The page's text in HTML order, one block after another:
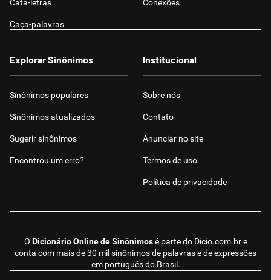
Cata-letras Conexões
Caça-palavras
O Dicionário Online de Sinônimosé parte do Dicio.com.bre
conta com mais de 30 mil sinônimos de palavras e de expressões
em português do Brasil.
Explorar Sinônimos
Sinônimos populares
Sinônimos atualizados
Sugerir sinônimos
Encontrou um erro?
Institucional
Sobre nós
Contato
Anunciar no site
Termos de uso
Política de privacidade